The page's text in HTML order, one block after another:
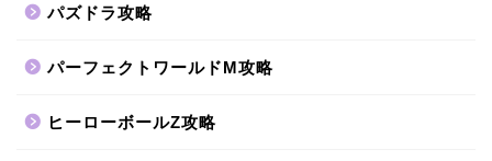
パズドラ攻略
パーフェクトワールドM攻略
ヒーローボールZ攻略